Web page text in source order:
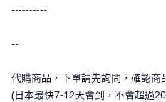
----------
--
代購商品，下單請先詢問，確認商
(日本最快7-12天會到，不會超過